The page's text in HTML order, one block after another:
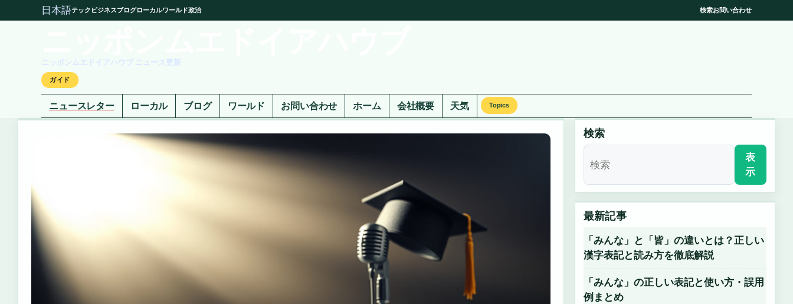
日本語テック ビジネスブログローカルワールド政治 検索お問い合わせ
ニッポンムエドイアハウブ ニュース更新
ガイド
ニュースレター ローカル ブログ ワールド お問い合わせ ホーム 会社概要 天気 Topics
検索
表
示
最新記事
「みんな」と「皆」の違いとは？正しい
漢字表記と読み方を徹底解説
「みんな」の正しい表記と使い方・誤用
例まとめ